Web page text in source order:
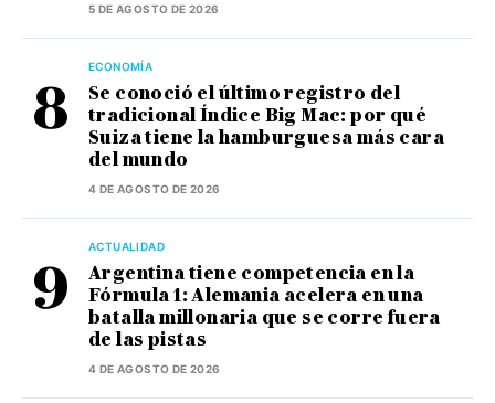
5 DE AGOSTO DE 2026
ECONOMÍA
Se conoció el último registro del
tradicional Índice Big Mac: por qué
Suiza tiene la hamburguesa más cara
del mundo
4 DE AGOSTO DE 2026
ACTUALIDAD
Argentina tiene competencia en la
Fórmula 1: Alemania acelera en una
batalla millonaria que se corre fuera
de las pistas
4 DE AGOSTO DE 2026